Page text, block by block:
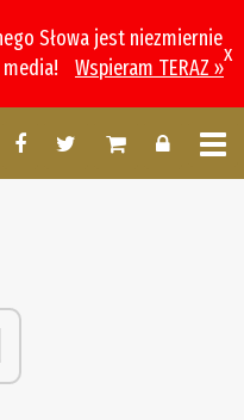
Słowa jest niezmiernie
Wspieram TERAZ »
x